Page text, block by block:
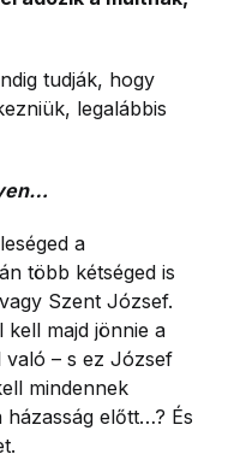
tudják, hogy
legalábbis
a
több kétséged is
Szent József.
kell majd jönnie a
való – s ez József
mindennek
házasság előtt…? És